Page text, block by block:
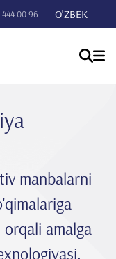
444 00 96 O'ZBEK
manbalarni
amalga